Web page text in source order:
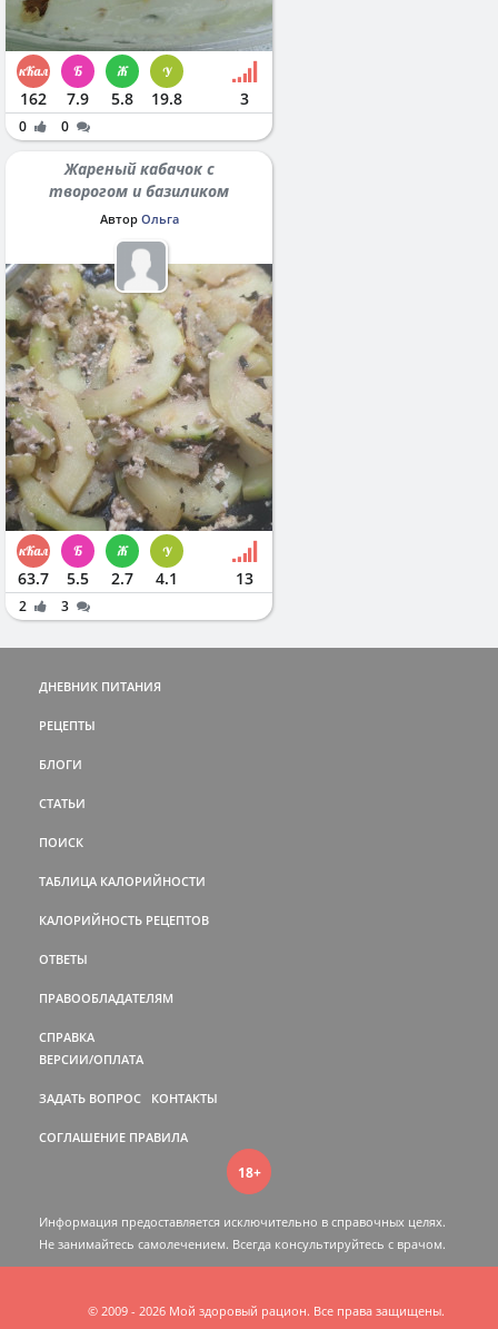
162 7.9 5.8 19.8 3
0 0
Жареный кабачок с
творогом и базиликом
Автор Ольга
63.7 5.5 2.7 4.1 13
2 3
ДНЕВНИК ПИТАНИЯ
РЕЦЕПТЫ
БЛОГИ
СТАТЬИ
ПОИСК
ТАБЛИЦА КАЛОРИЙНОСТИ
КАЛОРИЙНОСТЬ РЕЦЕПТОВ
ОТВЕТЫ
ПРАВООБЛАДАТЕЛЯМ
СПРАВКА
ВЕРСИИ/ОПЛАТА
ЗАДАТЬ ВОПРОС КОНТАКТЫ
СОГЛАШЕНИЕ ПРАВИЛА
18+
Информация предоставляется исключительно в справочных целях.
Не занимайтесь самолечением. Всегда консультируйтесь c врачом.
© 2009 - 2026 Мой здоровый рацион. Все права защищены.